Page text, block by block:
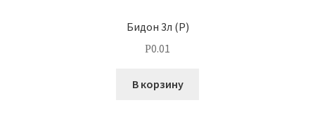
Бидон 3л (Р)
Р0.01
В корзину